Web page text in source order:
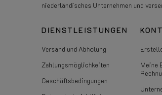
niederländisches Unternehmen und
DIENSTLEISTUNGEN
Versand und Abholung
Zahlungsmöglichkeiten
Geschäftsbedingungen
Meine